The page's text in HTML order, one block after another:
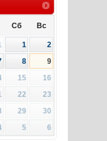
Сб Вс
1
2
8
9
15
16
22
23
29
30
5 6